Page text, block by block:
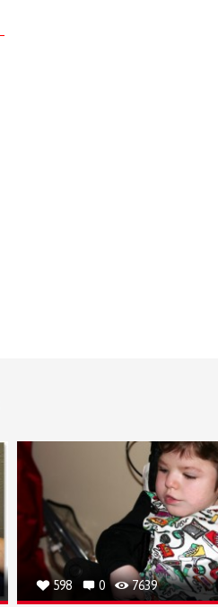
598 0 7639